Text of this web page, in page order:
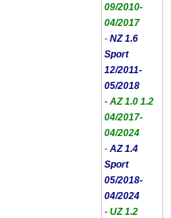
09/2010-
04/2017
- NZ 1.6
Sport
12/2011-
05/2018
- AZ 1.0 1.2
04/2017-
04/2024
- AZ 1.4
Sport
05/2018-
04/2024
- UZ 1.2